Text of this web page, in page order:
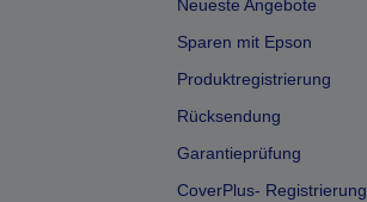
Neueste Angebote
Sparen mit Epson
Produktregistrierung
Rücksendung
Garantieprüfung
CoverPlus- Registrierung